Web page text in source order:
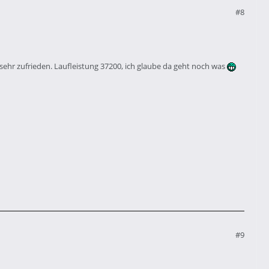
#8
zufrieden. Laufleistung 37200, ich glaube da geht noch was
#9